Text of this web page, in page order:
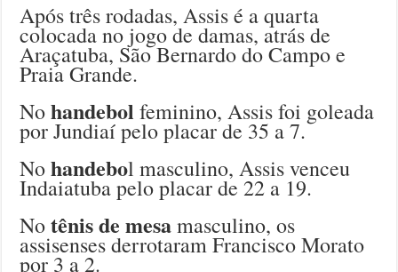
Após três rodadas, Assis é a quarta
colocada no jogo de damas, atrás de
Araçatuba, São Bernardo do Campo e
Praia Grande.
Nohandebol feminino, Assis foi goleada
por Jundiaí pelo placar de 35 a 7.
Nohandebol masculino, Assis venceu
Indaiatuba pelo placar de 22 a 19.
Notênis de mesamasculino, os
assisenses derrotaram Francisco Morato
por 3 a 2.